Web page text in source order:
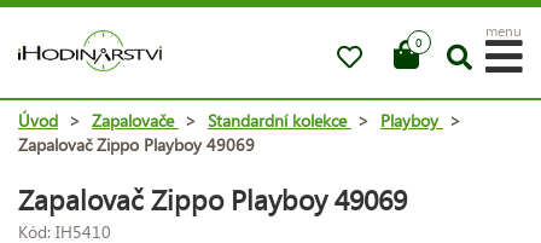
0
menu
Úvod > Zapalovače > Standardní kolekce > Playboy >
Zapalovač Zippo Playboy 49069
Zapalovač Zippo Playboy 49069
Kód: IH5410